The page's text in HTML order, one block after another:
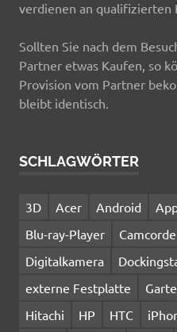
verdienen an qualifizierten
Sollten Sie nach dem
Partner etwas Kaufen, so
Provision vom Partner
bleibt identisch.
SCHLAGWÖRTER
3D Acer Android
Blu-ray-Player
Digitalkamera
externe Festplatte
Hitachi
HP HTC